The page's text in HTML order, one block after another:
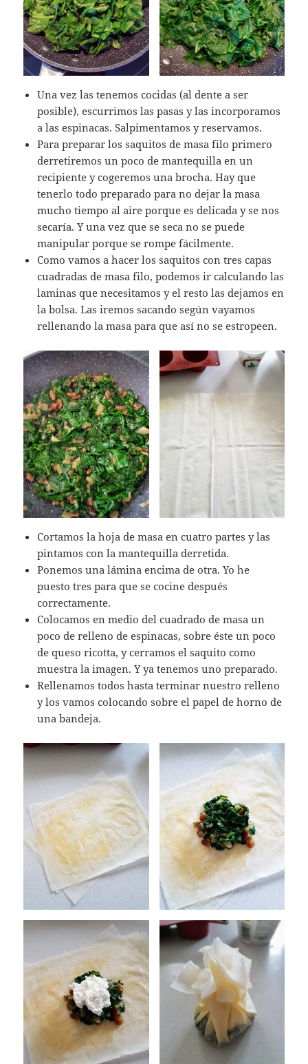
Una vez las tenemos cocidas (al dente a ser
posible), escurrimos las pasas y las incorporamos
a las espinacas. Salpimentamos y reservamos.
Para preparar los saquitos de masa filo primero
derretiremos un poco de mantequilla en un
recipiente y cogeremos una brocha. Hay que
tenerlo todo preparado para no dejar la masa
mucho tiempo al aire porque es delicada y se nos
secaría. Y una vez que se seca no se puede
manipular porque se rompe fácilmente.
Como vamos a hacer los saquitos con tres capas
cuadradas de masa filo, podemos ir calculando las
laminas que necesitamos y el resto las dejamos en
la bolsa. Las iremos sacando según vayamos
rellenando la masa para que así no se estropeen.
Cortamos la hoja de masa en cuatro partes y las
pintamos con la mantequilla derretida.
Ponemos una lámina encima de otra. Yo he
puesto tres para que se cocine después
correctamente.
Colocamos en medio del cuadrado de masa un
poco de relleno de espinacas, sobre éste un poco
de queso ricotta, y cerramos el saquito como
muestra la imagen. Y ya tenemos uno preparado.
Rellenamos todos hasta terminar nuestro relleno
y los vamos colocando sobre el papel de horno de
una bandeja.